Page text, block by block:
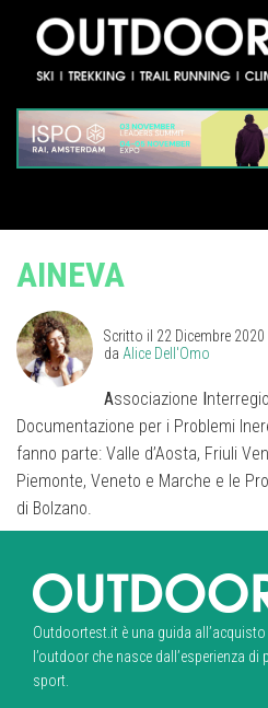
AINEVA
Scritto il 22 Dicembre 2020
da Alice Dell'Omo
Associazione I
Documentazione per i Problemi
fanno parte: Valle d’Aosta, Friuli
Piemonte, Veneto e Marche e le
di Bolzano.
Outdoortest.it è una guida
l’outdoor che nasce dall’esperienza
sport.